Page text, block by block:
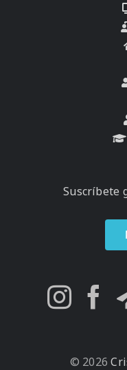
Suscríbete
© 2026